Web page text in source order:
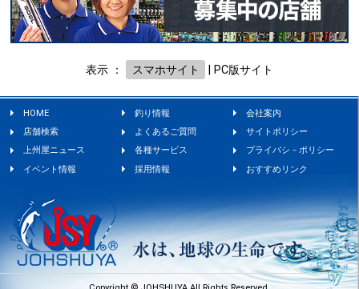
表示 ： スマホサイト PC版サイト
HOME 釣り情報
会社案内
店舗検索
よくあるご質問
サイトポリシー
上州屋ニュース
各種サービス
プライバシ－ポリシー
イベント情報
採用情報 おすすめリンク